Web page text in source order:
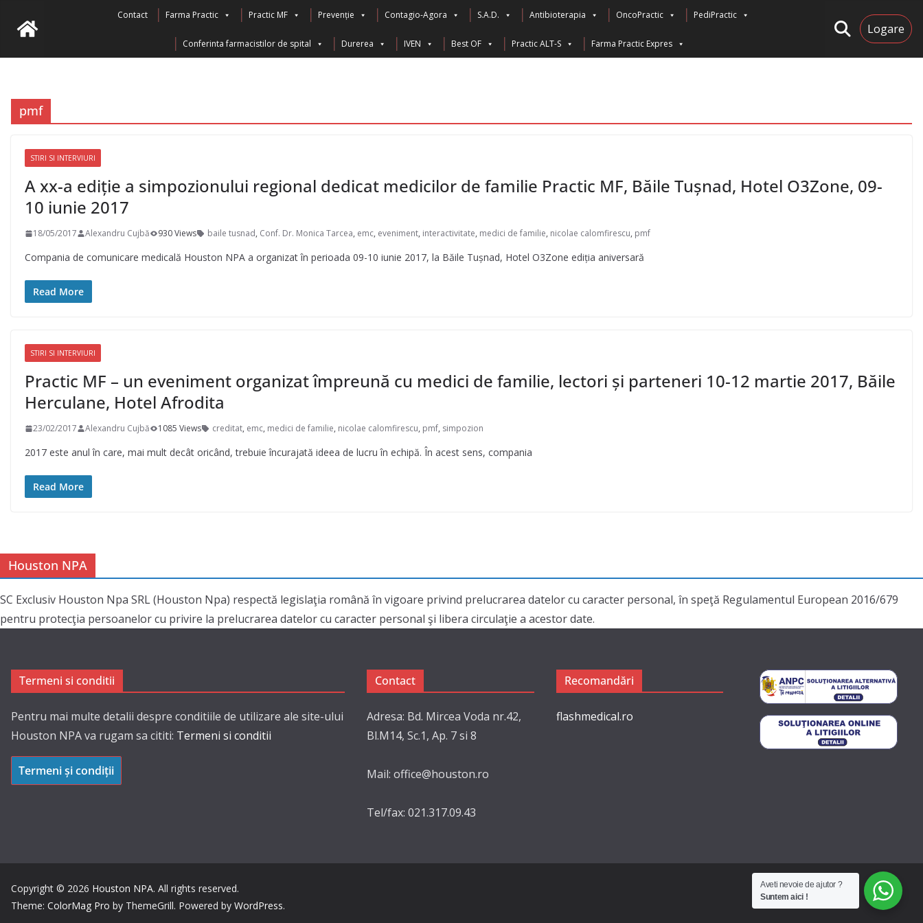
Contact Farma Practic Practic MF Prevenție Contagio-Agora S.A.D. Antibioterapia OncoPractic PediPractic
Conferinta farmacistilor de spital Durerea IVEN Best OF Practic ALT-S Farma Practic Expres
Logare
pmf
STIRI SI INTERVIURI
A xx-a ediție a simpozionului regional dedicat medicilor de familie Practic MF, Băile Tușnad, Hotel O3Zone, 09-
10 iunie 2017
18/05/2017 Alexandru Cujbă 930 Views baile tusnad, Conf. Dr. Monica Tarcea, emc, eveniment, interactivitate, medici de familie, nicolae calomfirescu, pmf
Compania de comunicare medicală Houston NPA a organizat în perioada 09-10 iunie 2017, la Băile Tușnad, Hotel O3Zone ediția aniversară
Read More
STIRI SI INTERVIURI
Practic MF – un eveniment organizat împreună cu medici de familie, lectori și parteneri 10-12 martie 2017, Băile
Herculane, Hotel Afrodita
23/02/2017 Alexandru Cujbă 1085 Views creditat, emc, medici de familie, nicolae calomfirescu, pmf, simpozion
2017 este anul în care, mai mult decât oricând, trebuie încurajată ideea de lucru în echipă. În acest sens, compania
Read More
Houston NPA
SC Exclusiv Houston Npa SRL (Houston Npa) respectă legislaţia română în vigoare privind prelucrarea datelor cu caracter personal, în speţă Regulamentul European 2016/679
pentru protecţia persoanelor cu privire la prelucrarea datelor cu caracter personal şi libera circulaţie a acestor date.
Termeni si conditii
Pentru mai multe detalii despre conditiile de utilizare ale site-ului
Houston NPA va rugam sa cititi: Termeni si conditii
Termeni și condiții
Contact
Adresa: Bd. Mircea Voda nr.42,
Bl.M14, Sc.1, Ap. 7 si 8
Mail: office@houston.ro
Tel/fax: 021.317.09.43
Recomandări
flashmedical.ro
Copyright © 2026 Houston NPA. All rights reserved.
Theme: ColorMag Pro by ThemeGrill. Powered by WordPress.
Aveti nevoie de ajutor ?
Suntem aici !